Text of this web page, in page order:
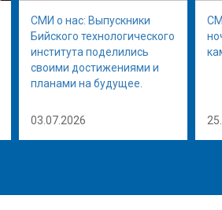
СМИ о нас: Выпускники
Бийского технологического
института поделились
своими достижениями и
планами на будущее.
03.07.2026